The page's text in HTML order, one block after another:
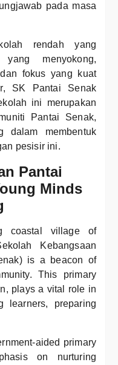
pada masa
rendah yang
yang menyokong,
fokus yang kuat
SK Pantai Senak
ini merupakan
Pantai Senak,
dalam membentuk
pesisir ini.
Pantai
Minds
coastal village of
Kebangsaan
is a beacon of
This primary
plays a vital role in
learners, preparing
aided primary
on nurturing